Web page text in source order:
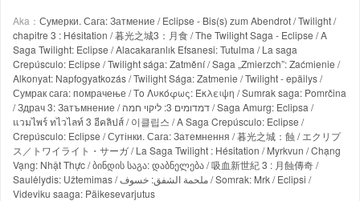
Aka： Сумерки. Сага: Затмение / Eclipse - Bis(s) zum Abendrot / Twilight /
chapitre 3 : Hésitation / 暮光之城3：月食 / The Twilight Saga - Eclipse / A
Saga Twilight: Eclipse / Alacakaranlık Efsanesi: Tutulma / La saga
Crepúsculo: Eclipse / Twilight sága: Zatmění / Saga „Zmierzch”: Zaćmienie /
Alkonyat: Napfogyatkozás / Twilight Sága: Zatmenie / Twilight - epäilys /
Сумрак сага: помрачење / Το Λυκόφως: Έκλειψη / Sumrak saga: Pomrčina
/ Здрач 3: Затъмнение / דמדומים 3: ליקוי חמה / Saga Amurg: Eclipsa /
แวมไพร์ ทไวไลท์ 3 อีคลิปส์ / 이클립스 / A Saga Crepúsculo: Eclipse /
Crepúsculo: Eclipse / Сутінки. Сага: Затемнення / 暮光之城：蝕 / エクリプ
ス／トワイライト・サーガ / La Saga Twilight : Hésitation / Myrkvun / Chạng
Vạng: Nhật Thực / ბინდის საგა: დაბნელება / 吸血新世紀 3 : 月蝕傳奇 /
Saulėlydis: Užtemimas / ملحمة الشفق: خسوف / Somrak: Mrk / Eclipsi /
Videviku saaga: Päikesevarjutus